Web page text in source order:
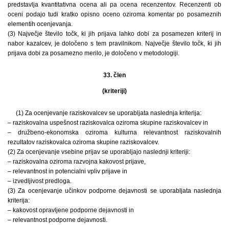
predstavlja kvantitativna ocena ali pa ocena recenzentov. Recenzenti ob
oceni podajo tudi kratko opisno oceno oziroma komentar po posameznih
elementih ocenjevanja.
(3) Največje število točk, ki jih prijava lahko dobi za posamezen kriterij in
nabor kazalcev, je določeno s tem pravilnikom. Največje število točk, ki jih
prijava dobi za posamezno merilo, je določeno v metodologiji.
33. člen
(kriteriji)
(1) Za ocenjevanje raziskovalcev se uporabljata naslednja kriterija:
– raziskovalna uspešnost raziskovalca oziroma skupine raziskovalcev in
– družbeno-ekonomska oziroma kulturna relevantnost raziskovalnih
rezultatov raziskovalca oziroma skupine raziskovalcev.
(2) Za ocenjevanje vsebine prijav se uporabljajo naslednji kriteriji:
– raziskovalna oziroma razvojna kakovost prijave,
– relevantnost in potencialni vpliv prijave in
– izvedljivost predloga.
(3) Za ocenjevanje učinkov podporne dejavnosti se uporabljata naslednja
kriterija:
– kakovost opravljene podporne dejavnosti in
– relevantnost podporne dejavnosti.